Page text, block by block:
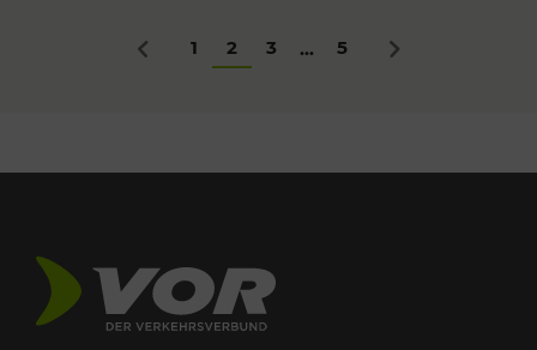
Zurück
1 2 3 ... 5 Nächstes